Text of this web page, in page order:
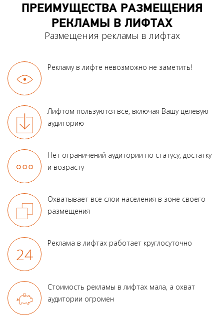
ПРЕИМУЩЕСТВА РАЗМЕЩЕНИЯ
РЕКЛАМЫ В ЛИФТАХ
Размещения рекламы в лифтах
Рекламу в лифте невозможно не заметить!
Лифтом пользуются все, включая Вашу целевую
аудиторию
Нет ограничений аудитории по статусу, достатку
и возрасту
Охватывает все слои населения в зоне своего
размещения
Реклама в лифтах работает круглосуточно
Стоимость рекламы в лифтах мала, а охват
аудитории огромен